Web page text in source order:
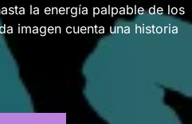
la energía palpable de los
imagen cuenta una historia